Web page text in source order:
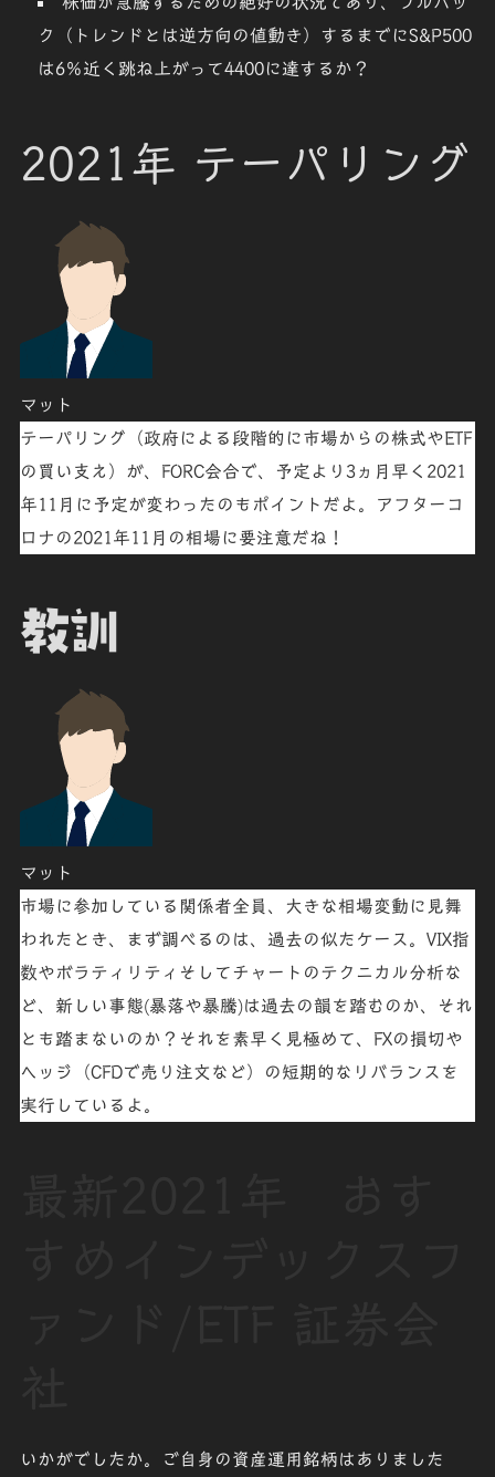
ク（トレンドとは逆方向の値動き）するまでにS&P500
は6％近く跳ね上がって4400に達する か？
2021年 テーパリング
マット
テーパリング （政府による段階的に市場からの株式やETF
の買い支え）が、FORC会合で、予定より3ヵ月早く2021
年11月に予定が変わったのもポイントだよ。
アフターコ
ロナ の2021年11月の相場に要注意だね！
教訓
マット
市場に参加している関係者全員、大きな相場変動に見舞
われたとき、まず調べるのは、 過去の似たケース 。VIX指
数やボラティリティそしてチャートのテクニカル分析な
ど、 新しい事態(暴落や暴騰)は過去の韻を踏むのか、それ
とも踏まない のか？それを素早く見極めて、FXの損切や
ヘッジ（CFDで売り注文など）の短期的な リバランスを
実行 しているよ。
いかがでしたか。ご自身の資産運用銘柄はありました